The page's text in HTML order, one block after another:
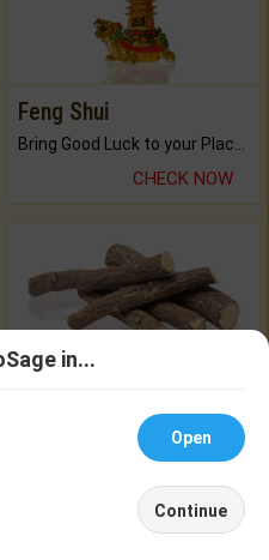
Feng Shui
CHECK NOW
Keep Your Place Holy with Jadi.
CHECK NOW
in...
Open
Continue
Astrologer
Account